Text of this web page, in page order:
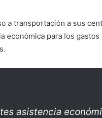
a transportación a sus
económica para los
asistencia